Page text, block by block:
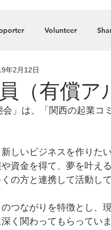
Volunteer
Accelerator
（有償ア
年2月12日
」は、「関西の起業コ
しいビジネスを作りた
資金を得て、夢を叶え
の方と連携して活動して
つながりを特徴とし、
く関わってもらってい